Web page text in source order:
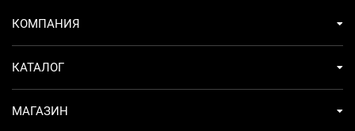
КОМПАНИЯ
КАТАЛОГ
МАГАЗИН